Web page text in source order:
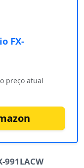
FX-
preço atual
991LACW